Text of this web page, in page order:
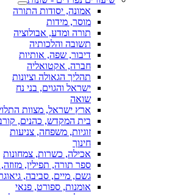
אמונה, יסודות התורה
מוסר, מידות
תורה ומדע, אבולוציה
תשובה והלכותיה
דיבור, שפה, אותיות
חברה, אקטואליה
תהליך הגאולה וציונות
ישראל והגוים, בני נח
שואה
ארץ ישראל, מצוות
בית המקדש, כהנים,
זוגיות, משפחה, צניעות
חינוך
אכילה, כשרות, צמחונות
ספר תורה, תפילין,
גשם, מיים, סביבה,
אומנות, ספורט, פנאי